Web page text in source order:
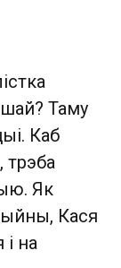
Таму
Каб
Як
Кася
на